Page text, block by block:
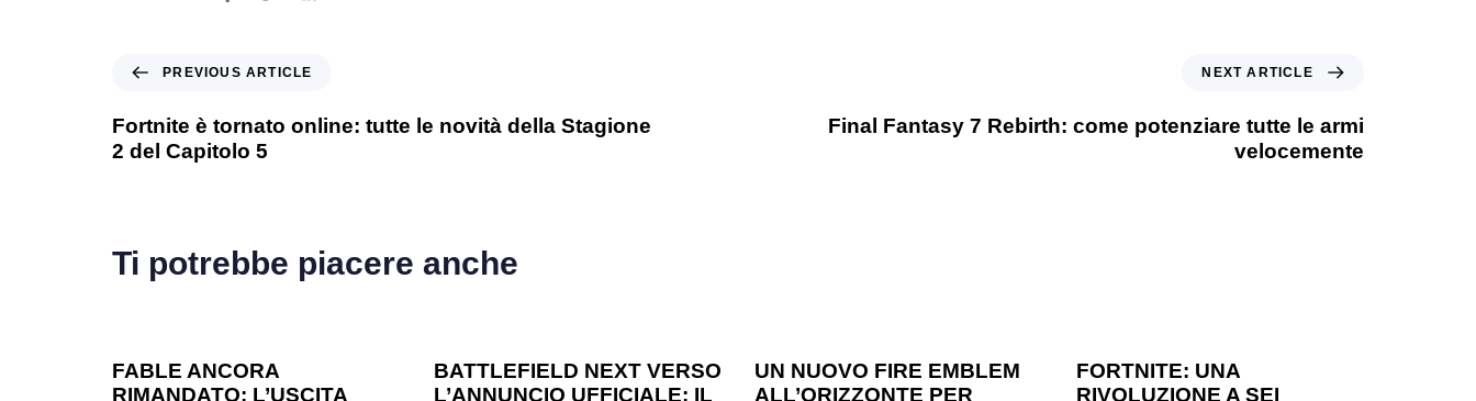
PREVIOUS ARTICLE
Fortnite è tornato online: tutte le novità della Stagione
2 del Capitolo 5
NEXT ARTICLE
Final Fantasy 7 Rebirth: come potenziare tutte le armi
velocemente
Ti potrebbe piacere anche
FABLE ANCORA
RIMANDATO: L’USCITA
BATTLEFIELD NEXT VERSO
L’ANNUNCIO UFFICIALE: IL
UN NUOVO FIRE EMBLEM
ALL’ORIZZONTE PER
FORTNITE: UNA
RIVOLUZIONE A SEI